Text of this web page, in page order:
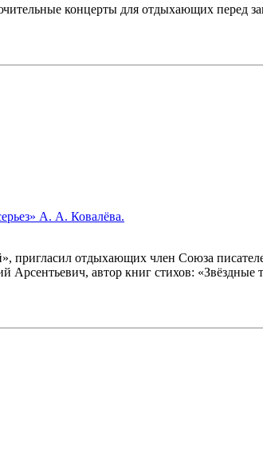
концерты для отдыхающих
А. А. Ковалёва.
пригласил отдыхающих член Союза
Арсентьевич, автор книг стихов: